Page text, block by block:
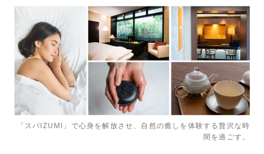
「スパIZUMI」で心身を解放させ、自然の癒しを体験する贅沢な時
間を過ごす。